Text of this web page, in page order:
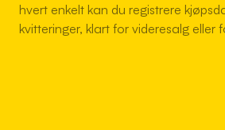
hvert enkelt kan du registrere
kvitteringer, klart for videresalg eller